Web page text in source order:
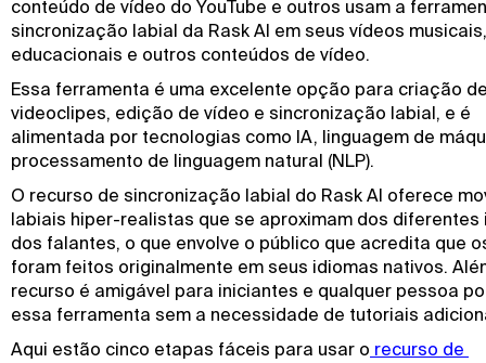
conteúdo de vídeo do YouTube e outros usam a
sincronização labial da Rask AI em seus vídeos musicais,
educacionais e outros conteúdos de vídeo.
Essa ferramenta é uma excelente opção para criação
videoclipes, edição de vídeo e sincronização labial, e é
alimentada por tecnologias como IA, linguagem de
processamento de linguagem natural (NLP).
O recurso de sincronização labial do Rask AI oferece
labiais hiper-realistas que se aproximam dos diferentes
dos falantes, o que envolve o público que acredita que
foram feitos originalmente em seus idiomas nativos.
recurso é amigável para iniciantes e qualquer pessoa
essa ferramenta sem a necessidade de tutoriais
Aqui estão cinco etapas fáceis para usar o recurso de